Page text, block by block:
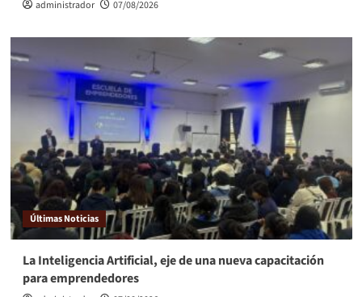
administrador 07/08/2026
Últimas Noticias
La Inteligencia Artificial, eje de una nueva capacitación
para emprendedores